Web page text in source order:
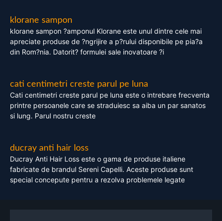
klorane sampon
klorane sampon ?amponul Klorane este unul dintre cele mai
apreciate produse de ?ngrijire a p?rului disponibile pe pia?a
din Rom?nia. Datorit? formulei sale inovatoare ?i
cati centimetri creste parul pe luna
Cati centimetri creste parul pe luna este o intrebare frecventa
printre persoanele care se straduiesc sa aiba un par sanatos
si lung. Parul nostru creste
ducray anti hair loss
Ducray Anti Hair Loss este o gama de produse italiene
fabricate de brandul Sereni Capelli. Aceste produse sunt
special concepute pentru a rezolva problemele legate